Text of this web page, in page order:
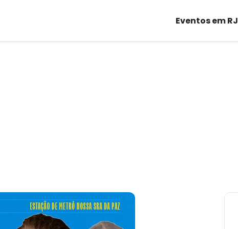
Eventos em RJ